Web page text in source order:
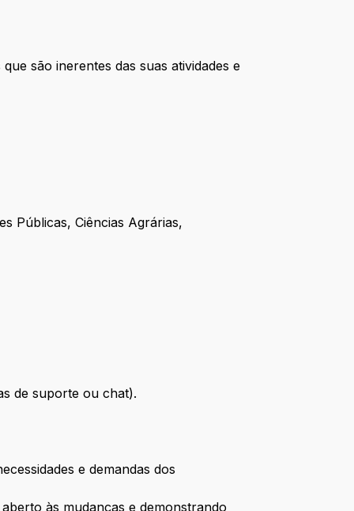
são inerentes das suas atividades e
Públicas, Ciências Agrárias,
de suporte ou chat).
e demandas dos
às mudanças e demonstrando